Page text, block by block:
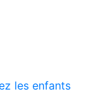
les enfants